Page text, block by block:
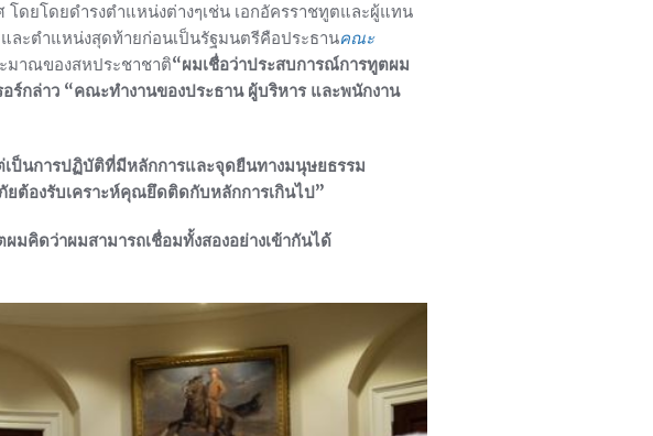
โดยโดยดำรงตำแหน่งต่างๆเช่น เอกอัครราชทูตและผู้แทน
ละตำแหน่งสุดท้ายก่อนเป็นรัฐมนตรีคือประธานคณะ
มาณของสหประชาชาติ“ผมเชื่อว่าประสบการณ์การทูตผม
ร์กล่าว “คณะทำงานของประธาน ผู้บริหาร และพนักงาน
นการปฏิบัติที่มีหลักการและจุดยืนทางมนุษยธรรม
องรับเคราะห์คุณยึดติดกับหลักการเกินไป”
ดว่าผมสามารถเชื่อมทั้งสองอย่างเข้ากันได้